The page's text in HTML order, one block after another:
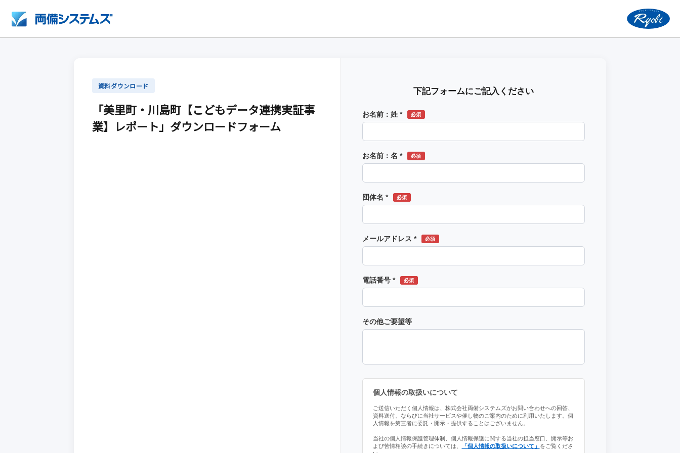
資料ダウンロード
「美里町・川島町【こどもデータ連携実証事
業】レポート」ダウンロードフォーム
下記フォームにご記入ください
お名前：姓 * 必須
お名前：名 * 必須
団体名 * 必須
メールアドレス * 必須
電話番号 * 必須
その他ご要望等
個人情報の取扱いについて
ご送信いただく個人情報は、株式会社両備システムズがお問い合わせへの回答、
資料送付、ならびに当社サービスや催し物のご案内のために利用いたします。個
人情報を第三者に委託・開示・提供することはございません。
当社の個人情報保護管理体制、個人情報保護に関する当社の担当窓口、開示等お
よび苦情相談の手続きについては、
「個人情報の取扱いについて」 をご覧くださ